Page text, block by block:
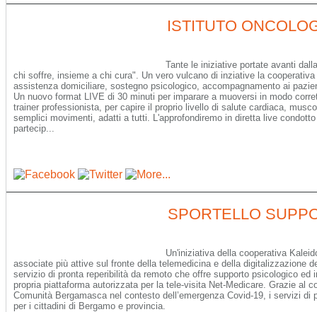
ISTITUTO
Tante le iniziative portate avanti
chi soffre, insieme a chi cura". Un vero vulcano di inziative la
assistenza domiciliare, sostegno psicologico, accompagnamento ai
Un nuovo format LIVE di 30 minuti per imparare a muoversi in modo
trainer professionista, per capire il proprio livello di salute cardiaca,
semplici movimenti, adatti a tutti. L'approfondiremo in diretta live
partecip...
SPORTELLO
Un'iniziativa della cooperativa
associate più attive sul fronte della telemedicina e della digitalizzazione
servizio di pronta reperibilità da remoto che offre supporto psicologico ed
propria piattaforma autorizzata per la tele-visita Net-Medicare. Grazie al
Comunità Bergamasca nel contesto dell’emergenza Covid-19, i servizi di
per i cittadini di Bergamo e provincia.